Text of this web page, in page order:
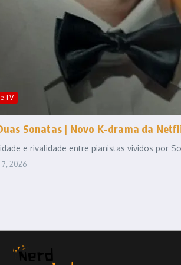
TV
Sonatas | Novo K-drama da
e rivalidade entre pianistas vividos por
2026